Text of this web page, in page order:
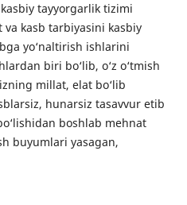
tayyorgarlik tizimi
kasb tarbiyasini kasbiy
yo‘naltirish ishlarini
biri bo‘lib, o‘z o‘tmish
millat, elat bo‘lib
hunarsiz tasavvur etib
boshlab mehnat
buyumlari yasagan,